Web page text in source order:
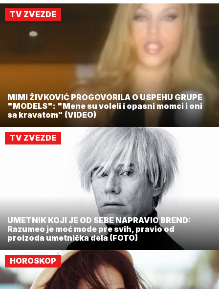
TV ZVEZDE
MIMI ŽIVKOVIĆ PROGOVORILA O USPEHU GRUPE
"MODELS": "Mene su voleli i opasni momci i oni
sa kravatom" (VIDEO)
TV ZVEZDE
UMETNIK KOJI JE OD SEBE NAPRAVIO BREND:
Razumeo je moć mode pre svih, pravio od
proizoda umetnička dela (FOTO)
HOROSKOP